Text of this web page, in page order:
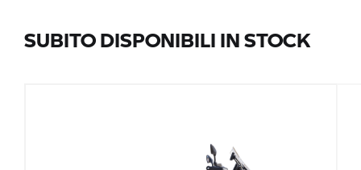
SUBITO DISPONIBILI IN STOCK